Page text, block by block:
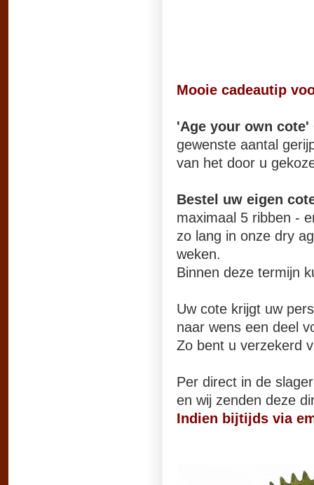
Mooie cadeautip
'Age your own cote'
gewenste aantal
van het door u
Bestel uw eigen
maximaal 5 ribben -
zo lang in onze dry
weken.
Binnen deze termijn
Uw cote krijgt uw
naar wens een deel
Zo bent u verzekerd
Per direct in de
en wij zenden deze
Indien bijtijds via